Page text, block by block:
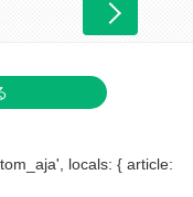
locals: { article: